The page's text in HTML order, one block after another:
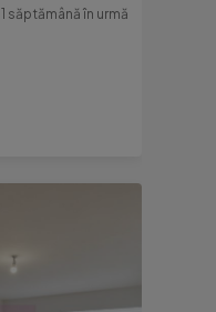
1 săptămână în urmă